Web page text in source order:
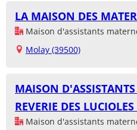
LA MAISON DES
Maison d'assistants
Molay (39500)
MAISON
REVERIE DES
Maison d'assistants